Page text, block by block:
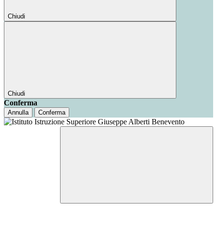
Chiudi
Chiudi
Conferma
Annulla Conferma